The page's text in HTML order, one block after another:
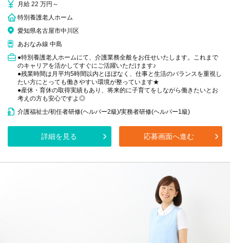
月給 22 万円～
特別養護老人ホーム
愛知県名古屋市中川区
あおなみ線 中島
●特別養護老人ホームにて、介護業務全般をお任せいたします。これまで
のキャリアを活かしてすぐにご活躍いただけます♪
●残業時間は月平均5時間以内とほぼなく、仕事と生活のバランスを重視し
たい方にとっても働きやすい環境が整っています★
●産休・育休の取得実績もあり、将来的に子育てをしながら働きたいとお
考えの方も安心ですよ◎
介護福祉士/初任者研修(ヘルパー2級)/実務者研修(ヘルパー1級)
詳細を見る 応募画面へ進む